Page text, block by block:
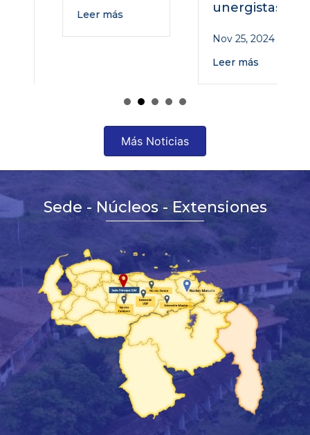
Leer más
unergistas
Nov 25, 2024
Leer más
Más Noticias
Sede - Núcleos - Extensiones